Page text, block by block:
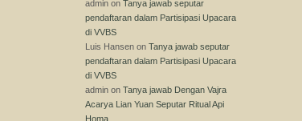
admin on Tanya jawab seputar
pendaftaran dalam Partisipasi Upacara
di VVBS
Luis Hansen on Tanya jawab seputar
pendaftaran dalam Partisipasi Upacara
di VVBS
admin on Tanya jawab Dengan Vajra
Acarya Lian Yuan Seputar Ritual Api
Homa